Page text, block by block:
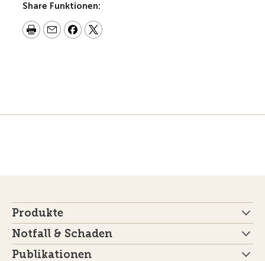
Share Funktionen:
Produkte
Notfall & Schaden
Publikationen